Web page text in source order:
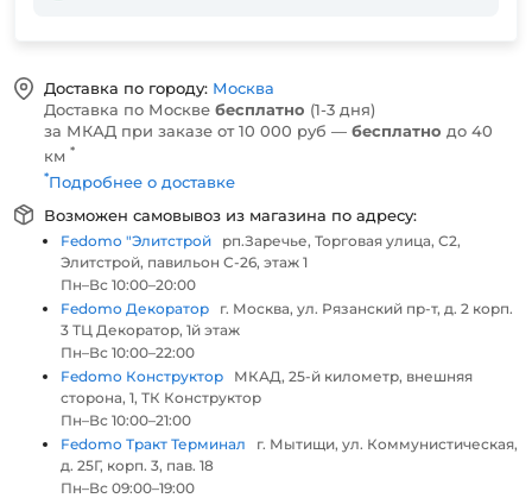
Доставка по городу: Москва
Доставка по Москве бесплатно (1-3 дня)
за МКАД при заказе от 10 000 руб — бесплатно до 40
км *
*Подробнее о доставке
Возможен самовывоз из магазина по адресу:
Fedomo "Элитстрой
рп.Заречье, Торговая улица, С2,
Элитстрой, павильон С-26, этаж 1
Пн–Вс 10:00–20:00
Fedomo Декоратор
г. Москва, ул. Рязанский пр-т, д. 2 корп.
3 ТЦ Декоратор, 1й этаж
Пн–Вс 10:00–22:00
Fedomo Конструктор
МКАД, 25-й километр, внешняя
сторона, 1, ТК Конструктор
Пн–Вс 10:00–21:00
Fedomo Тракт Терминал
г. Мытищи, ул. Коммунистическая,
д. 25Г, корп. 3, пав. 18
Пн–Вс 09:00–19:00